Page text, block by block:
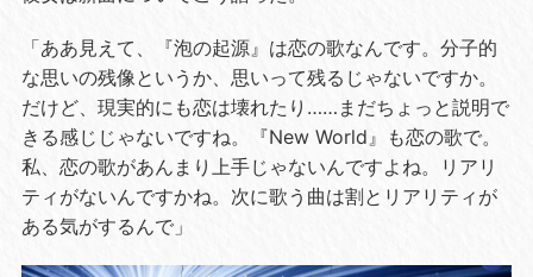
「ああ見えて、『泡の起源』は恋の歌なんです。分子的
な思いの残像というか、思いって残るじゃないですか。
だけど、現実的にも恋は壊れたり……まだちょっと説明で
きる感じじゃないですね。『New World 』も恋の歌で。
私、恋の歌があんまり上手じゃないんですよね。リアリ
ティがないんですかね。次に歌う曲は割とリアリティが
ある気がするんで」